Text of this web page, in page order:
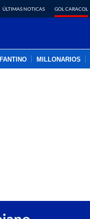
ÚLTIMAS NOTICAS GOL CARACOL
MILLONARIOS